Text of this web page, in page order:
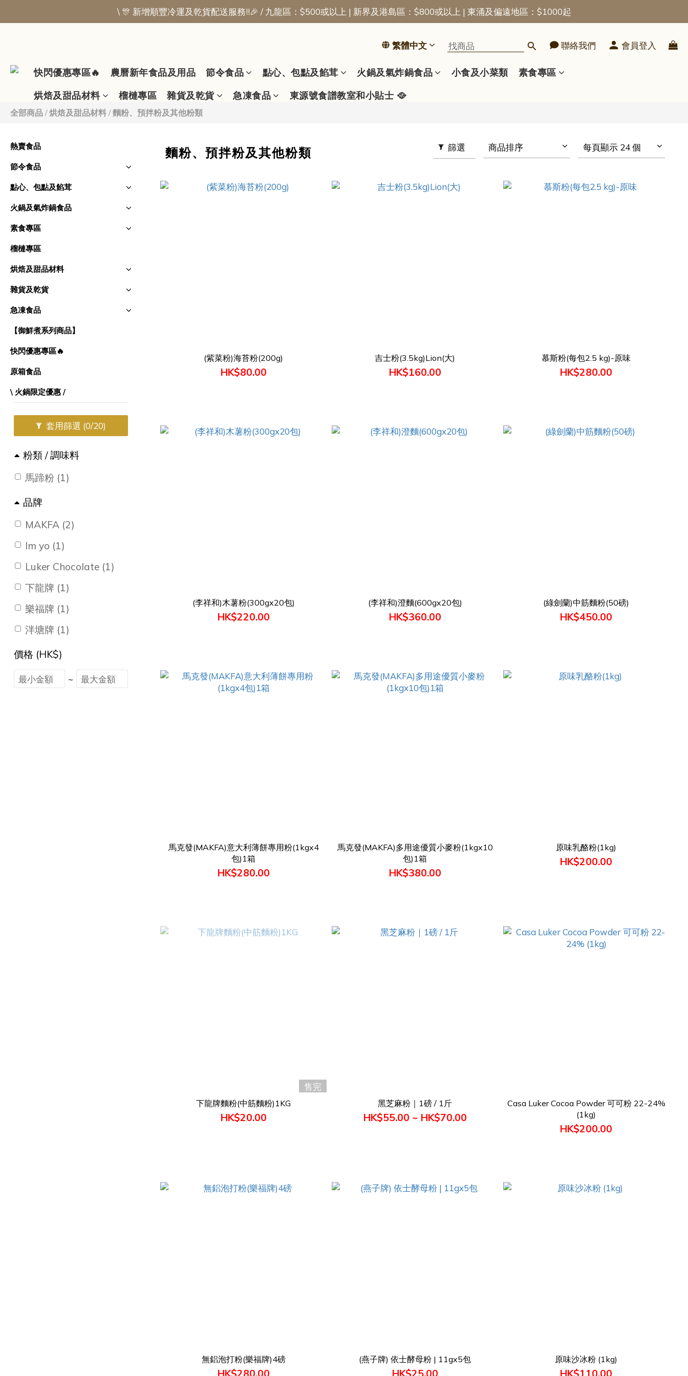
📢新會員優惠 | 首張訂單即享$50迎新獎賞
\ 🎊 新增順豐冷運及乾貨配送服務!!🎉 / 九龍區：$500或以上 | 新界及港島區：$800或以上 | 東涌及偏遠地區：$1000起
繁體中文
聯絡我們 會員登入
快閃優惠專區🔥 農曆新年食品及用品 節令食品 點心、包點及餡茸 火鍋及氣炸鍋食品 小食及小菜類
素食專區
烘焙及甜品材料
榴槤專區 雜貨及乾貨 急凍食品 東源號食譜教室和小貼士 🥘
全部商品 /烘焙及甜品材料 /麵粉、預拌粉及其他粉類
熱賣食品
節令食品
點心、包點及餡茸
火鍋及氣炸鍋食品
素食專區
榴槤專區
烘焙及甜品材料
雜貨及乾貨
急凍食品
【御鮮煮系列商品】
快閃優惠專區🔥
原箱食品
\ 火鍋限定優惠 /
套用篩選 (0/20)
粉類 / 調味料
馬蹄粉 (1)
品牌
MAKFA (2)
Im yo (1)
Luker Chocolate (1)
下龍牌 (1)
樂福牌 (1)
泮塘牌 (1)
價格 (HK$)
~
麵粉、預拌粉及其他粉類 篩選 商品排序 每頁顯示 24 個
(紫菜粉)海苔粉(200g)
HK$80.00
吉士粉(3.5kg)Lion(大)
HK$160.00
慕斯粉(每包2.5 kg)-原味
HK$280.00
(李祥和)木薯粉(300gx20包)
HK$220.00
(李祥和)澄麵(600gx20包)
HK$360.00
(綠劍蘭)中筋麵粉(50磅)
HK$450.00
馬克發(MAKFA)意大利薄餅專用粉(1kgx4
包)1箱
HK$280.00
馬克發(MAKFA)多用途優質小麥粉(1kgx10
包)1箱
HK$380.00
原味乳酪粉(1kg)
HK$200.00
售完
下龍牌麵粉(中筋麵粉)1KG
HK$20.00
黑芝麻粉｜1磅 / 1斤
HK$55.00 ~ HK$70.00
Casa Luker Cocoa Powder 可可粉 22-24%
(1kg)
HK$200.00
無鋁泡打粉(樂福牌)4磅
HK$280.00
(燕子牌) 依士酵母粉 | 11gx5包
HK$25.00
原味沙冰粉 (1kg)
HK$110.00